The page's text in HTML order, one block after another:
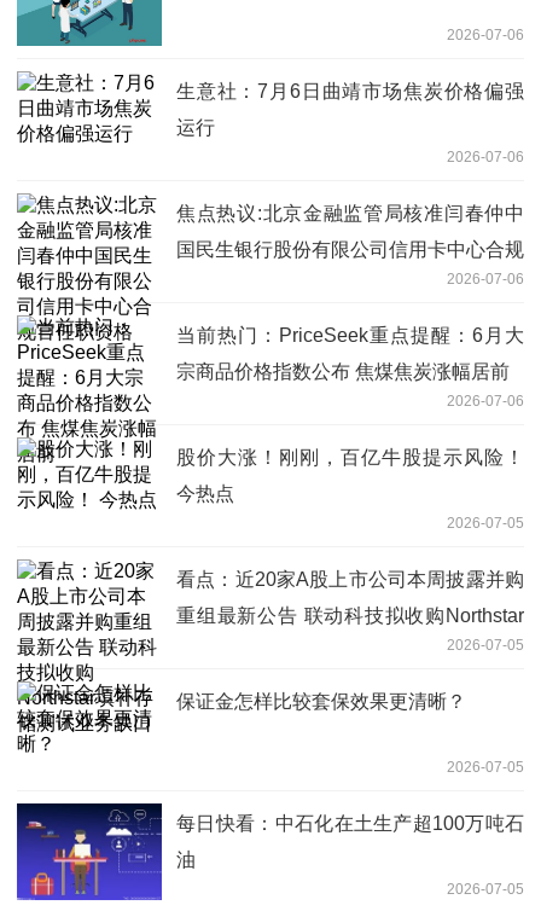
2026-07-06
生意社：7月6日曲靖市场焦炭价格偏强
运行
2026-07-06
焦点热议:北京金融监管局核准闫春仲中
国民生银行股份有限公司信用卡中心合规
2026-07-06
当前热门：PriceSeek重点提醒：6月大
宗商品价格指数公布 焦煤焦炭涨幅居前
2026-07-06
股价大涨！刚刚，百亿牛股提示风险！
今热点
2026-07-05
看点：近20家A股上市公司本周披露并购
重组最新公告 联动科技拟收购Northstar
2026-07-05
保证金怎样比较套保效果更清晰？
2026-07-05
每日快看：中石化在土生产超100万吨石
油
2026-07-05